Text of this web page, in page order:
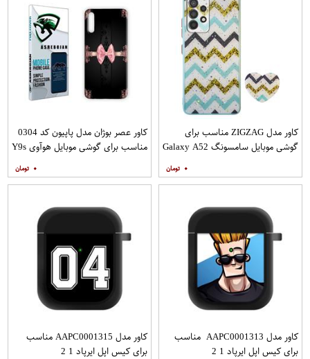
کاور مدل ZIGZAG مناسب برای
گوشی موبایل سامسونگ Galaxy A52
۰
کاور عصر بوژان مدل پاپیون کد 0304
مناسب برای گوشی موبایل هوآوی Y9s
۰
کاور مدل AAPC0001313 مناسب
برای کیس اپل ایرپاد 1 2
کاور مدل AAPC0001315 مناسب
برای کیس اپل ایرپاد 1 2